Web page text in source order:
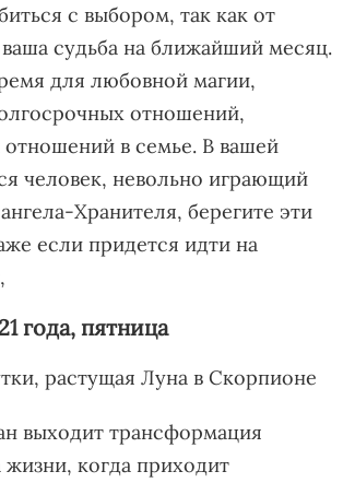
с выбором, так как от
ваша судьба на ближайший месяц.
для любовной магии,
отношений,
отношений в семье. В вашей
человек, невольно играющий
Хранителя, берегите эти
если придется идти на
года, пятница
растущая Луна в Скорпионе
выходит трансформация
жизни, когда приходит